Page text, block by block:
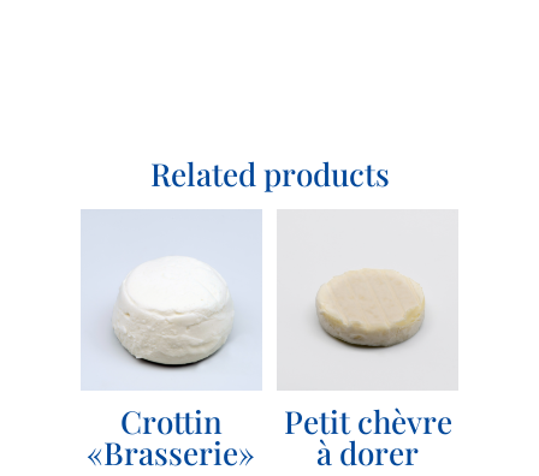
Related products
Crottin
«Brasserie»
Petit chèvre
à dorer